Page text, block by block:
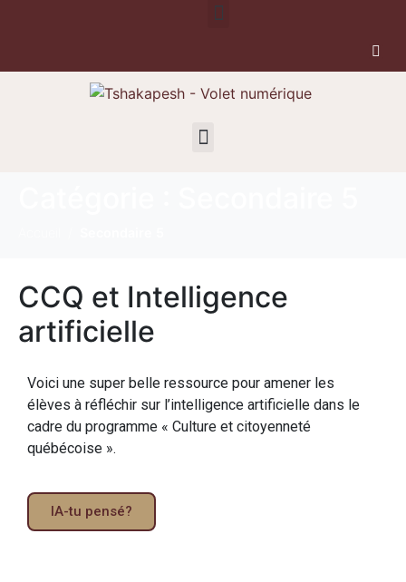
CCQ et Intelligence
artificielle
Voici une super belle ressource pour amener les
élèves à réfléchir sur l’intelligence artificielle dans le
cadre du programme « Culture et citoyenneté
québécoise ».
IA-tu pensé?